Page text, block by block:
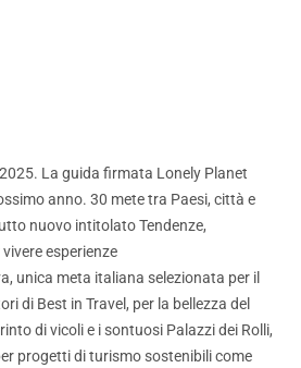
La guida firmata Lonely Planet
anno. 30 mete tra Paesi, città e
nuovo intitolato Tendenze,
esperienze
unica meta italiana selezionata per il
di Best in Travel, per la bellezza del
di vicoli e i sontuosi Palazzi dei Rolli,
progetti di turismo sostenibili come